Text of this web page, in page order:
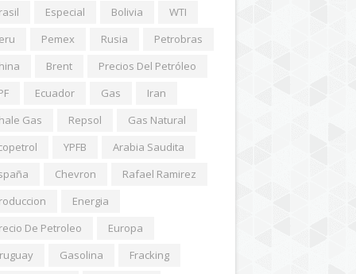
Especial Bolivia
WTI
Pemex Rusia
Petrobras
Brent
Precios Del Petróleo
Ecuador Gas
Iran
Gas
Repsol
Gas Natural
YPFB
Arabia Saudita
Chevron
Rafael Ramirez
Energia
De Petroleo
Europa
Gasolina
Fracking